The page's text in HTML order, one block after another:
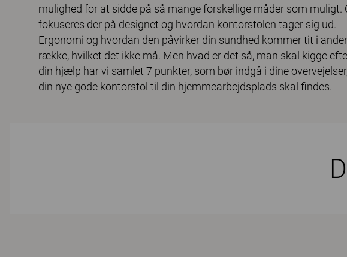
mulighed for at sidde på så mange forskellige måder som muligt.
fokuseres der på designet og hvordan kontorstolen tager sig ud.
Ergonomi og hvordan den påvirker din sundhed kommer tit i
række, hvilket det ikke må. Men hvad er det så, man skal kigge
din hjælp har vi samlet 7 punkter, som bør indgå i dine
din nye gode kontorstol til din hjemmearbejdsplads skal findes.